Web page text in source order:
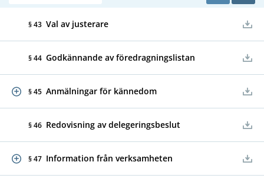
§ 43 Val av justerare
§ 44 Godkännande av föredragningslistan
§ 45 Anmälningar för kännedom
§ 46 Redovisning av delegeringsbeslut
§ 47 Information från verksamheten